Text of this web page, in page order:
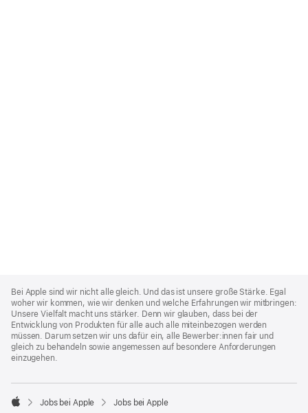
Footer
Bei Apple sind wir nicht alle gleich. Und das ist unsere große Stärke. Egal
woher wir kommen, wie wir denken und welche Erfahrungen wir mitbringen:
Unsere Vielfalt macht uns stärker. Denn wir glauben, dass bei der
Entwicklung von Produkten für alle auch alle miteinbezogen werden
müssen. Darum setzen wir uns dafür ein, alle Bewerber:innen fair und
gleich zu behandeln sowie angemessen auf besondere Anforderungen
einzugehen.

Jobs bei Apple Jobs bei Apple